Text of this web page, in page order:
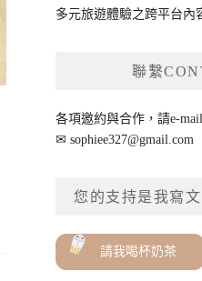
多元旅遊體驗之跨平台內
聯繫
各項邀約與合作，請e-mail
✉sophiee327@gmail.com
您的支持是我寫
請我喝杯奶茶